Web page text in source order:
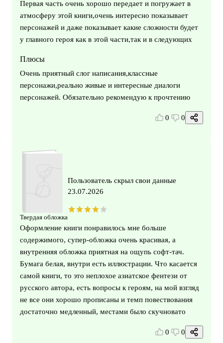
Первая часть очень хорошо передает и погружает в
атмосферу этой книги,очень интересно показывает
персонажей и даже показывает какие сложности будет
у главного героя как в этой части,так и в следующих
Плюсы
Очень приятный слог написания,классные
персонажи,реально живые и интересные диалоги
персонажей. Обязательно рекомендую к прочтению
0 0
Твердая обложка
Пользователь скрыл свои данные
23.07.2026
Оформление книги понравилось мне больше
содержимого, супер-обложка очень красивая, а
внутренняя обложка приятная на ощупь софт-тач.
Бумага белая, внутри есть иллюстрации. Что касается
самой книги, то это неплохое азиатское фентези от
русского автора, есть вопросы к героям, на мой взгляд
не все они хорошо прописаны и темп повествования
достаточно медленный, местами было скучновато
0 0